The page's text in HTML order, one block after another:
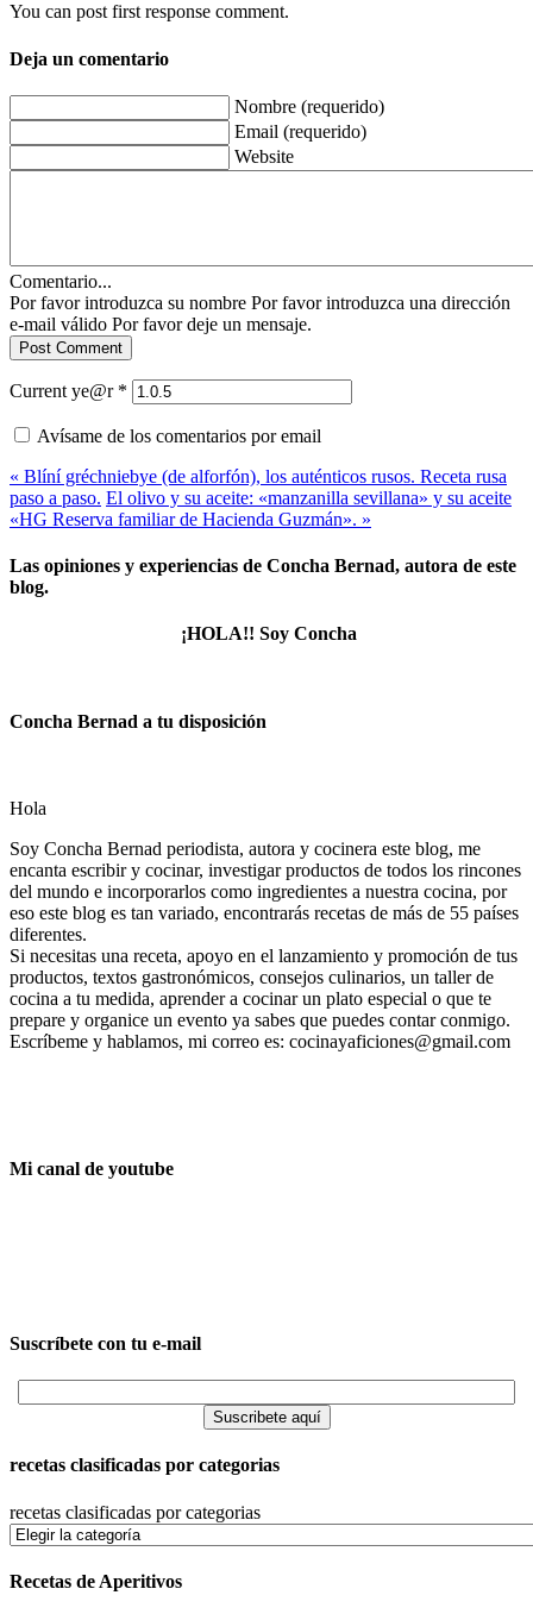
You can post first response comment.
Deja un comentario
Nombre (requerido)
Email (requerido)
Website
Comentario...
Por favor introduzca su nombre Por favor introduzca una dirección
e-mail válido Por favor deje un mensaje.
Current ye@r *
Avísame de los comentarios por email
« Blíní gréchniebye (de alforfón), los auténticos rusos. Receta rusa
paso a paso. El olivo y su aceite: «manzanilla sevillana» y su aceite
«HG Reserva familiar de Hacienda Guzmán». »
Las opiniones y experiencias de Concha Bernad, autora de este
blog.
¡HOLA!! Soy Concha
Concha Bernad a tu disposición
Hola
Soy Concha Bernad periodista, autora y cocinera este blog, me
encanta escribir y cocinar, investigar productos de todos los rincones
del mundo e incorporarlos como ingredientes a nuestra cocina, por
eso este blog es tan variado, encontrarás recetas de más de 55 países
diferentes.
Si necesitas una receta, apoyo en el lanzamiento y promoción de tus
productos, textos gastronómicos, consejos culinarios, un taller de
cocina a tu medida, aprender a cocinar un plato especial o que te
prepare y organice un evento ya sabes que puedes contar conmigo.
Escríbeme y hablamos, mi correo es: cocinayaficiones@gmail.com
Mi canal de youtube
Suscríbete con tu e-mail
recetas clasificadas por categorias
recetas clasificadas por categorias
Recetas de Aperitivos